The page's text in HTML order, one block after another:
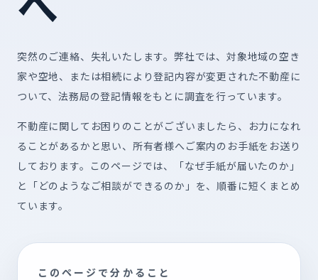
突然のご連絡、失礼いたします。弊社では、対象地域の空き
家や空地、または相続により登記内容が変更された不動産に
ついて、法務局の登記情報をもとに調査を行っています。
不動産に関してお困りのことがございましたら、お力になれ
ることがあるかと思い、所有者様へご案内のお手紙をお送り
しております。このページでは、「なぜ手紙が届いたのか」
と「どのようなご相談ができるのか」を、順番に短くまとめ
ています。
このページで分かること